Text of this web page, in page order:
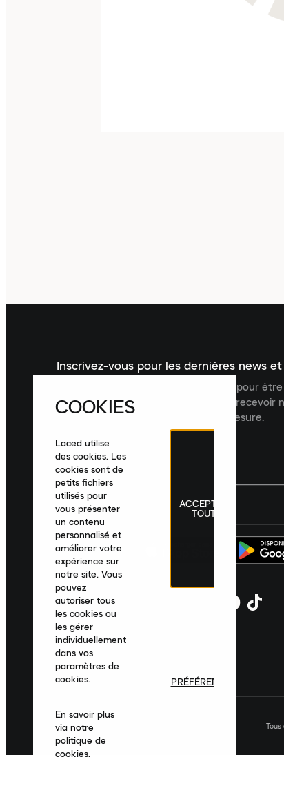
Inscrivez-vous pour les dernières news
Inscrivez-vous à la newsletter Laced pour
dernières nouveautés, collections et recevoir
recommandations de produits sur mesure.
France|Français
COOKIES
Laced utilise
des cookies. Les
cookies sont de
petits fichiers
utilisés pour
vous présenter
un contenu
personnalisé et
améliorer votre
expérience sur
notre site. Vous
pouvez
autoriser tous
les cookies ou
les gérer
individuellement
dans vos
paramètres de
cookies.
En savoir plus
via notre
politique de
cookies.
ACCEPTER
TOUT
PRÉFÉRENCES